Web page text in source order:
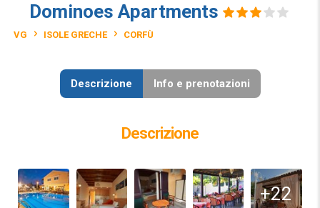
Dominoes Apartments
VG ISOLE GRECHE CORFÙ
Descrizione Info e prenotazioni
Descrizione
+22